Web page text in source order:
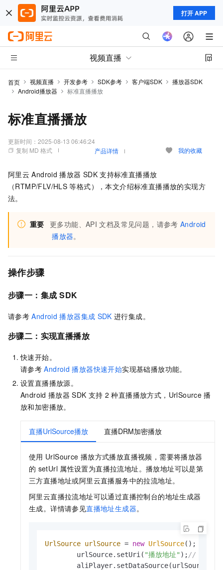
打开 APP
视频直播
首页 视频直播 开发参考 SDK参考 客户端SDK
播放器SDK
Android播放器
标准直播播放
标准直播播放
更新时间： 2025-08-13 06:46:24
复制 MD 格式
产品详情 我的收藏
阿里云 Android 播放器 SDK 支持标准直播播放
（RTMP/FLV/HLS 等格式），本文介绍标准直播播放的实现方
法。
重要 更多功能、API 文档及常见问题，请参考 Android
播放器。
操作步骤
步骤一： 集成 SDK
请参考 Android 播放器集成 SDK 进行集成。
步骤二： 实现直播播放
快速开始。
请参考 Android 播放器快速开始实现基础播放功能。
设置直播播放源。
Android 播放器 SDK 支持 2 种直播播放方式，UrlSource 播
放和加密播放。
直播UrlSource播放 直播DRM加密播放
使用 UrlSource 播放方式播放直播视频，需要将播放器
的 setUrl 属性设置为直播拉流地址。播放地址可以是第
三方直播地址或阿里云直播服务中的拉流地址。
阿里云直播拉流地址可以通过直播控制台的地址生成器
生成。详情请参见直播地址生成器。
UrlSource urlSource = new UrlSource();
        urlSource.setUri(
"播放地址" ); // 播放地
        aliPlayer.setDataSource(urlSource);